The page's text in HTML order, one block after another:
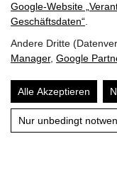
Google‑Website
Geschäftsdaten“
Andere Dritte
Manager, Google
Alle Akzeptieren
Nur unbedingt
Hol dir die
Frühling, Sommer &